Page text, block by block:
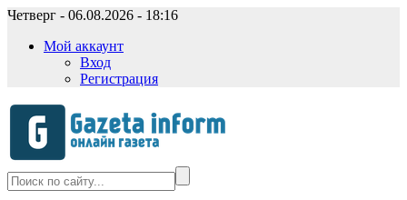
Четверг - 06.08.2026 - 18:16
Мой аккаунт
Вход
Регистрация